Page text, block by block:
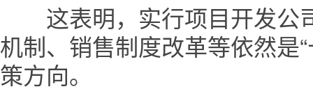
这表明，实行项目开发公
机制、销售制度改革等依然是
策方向。